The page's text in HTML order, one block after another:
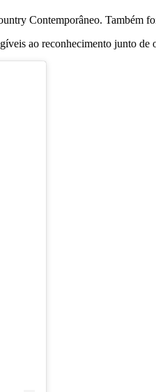
Contemporâneo. Também
ao reconhecimento junto